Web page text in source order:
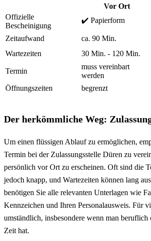
Vor Ort
Offizielle
Bescheinigung
✔️ Papierform
Zeitaufwand ca. 90 Min.
Wartezeiten
30 Min. - 120 Min.
Termin
muss vereinbart
werden
Öffnungszeiten begrenzt
Der herkömmliche Weg:
Um einen flüssigen Ablauf zu ermöglichen,
Termin bei der Zulassungsstelle Düren zu
persönlich vor Ort zu erscheinen. Oft sind die
jedoch knapp, und Wartezeiten können lang
benötigen Sie alle relevanten Unterlagen wie
Kennzeichen und Ihren Personalausweis. Für
umständlich, insbesondere wenn man
Zeit hat.